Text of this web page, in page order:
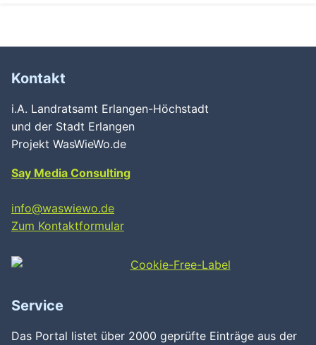
Kontakt
i.A. Landratsamt Erlangen-Höchstadt
und der Stadt Erlangen
Projekt WasWieWo.de
Say Media Consulting
info@waswiewo.de
Zum Kontaktformular
Service
Das Portal listet über 2000 geprüfte Einträge aus der